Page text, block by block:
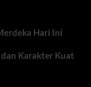
Hari Ini
Karakter Kuat